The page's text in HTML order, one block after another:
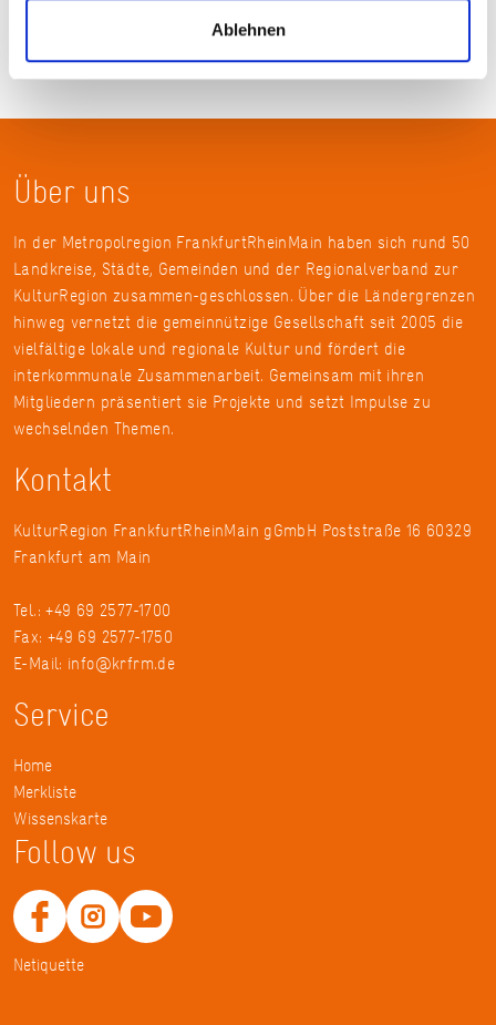
Ablehnen
Über uns
In der Metropolregion FrankfurtRheinMain haben sich rund 50
Landkreise, Städte, Gemeinden und der Regionalverband zur
KulturRegion zusammen-geschlossen. Über die Ländergrenzen
hinweg vernetzt die gemeinnützige Gesellschaft seit 2005 die
vielfältige lokale und regionale Kultur und fördert die
interkommunale Zusammenarbeit. Gemeinsam mit ihren
Mitgliedern präsentiert sie Projekte und setzt Impulse zu
wechselnden Themen.
Kontakt
KulturRegion FrankfurtRheinMain gGmbH Poststraße 16 60329
Frankfurt am Main
Tel.: +49 69 2577-1700
Fax: +49 69 2577-1750
E-Mail: info@krfrm.de
Service
Home
Merkliste
Wissenskarte
Follow us
Netiquette